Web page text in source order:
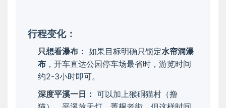
行程变化：
只想看瀑布： 如果目标明确只锁定水帘洞瀑
布 ，开车直达公园停车场最省时，游览时间
约2-3小时即可。
深度平溪一日： 可以加上猴硐猫村（撸